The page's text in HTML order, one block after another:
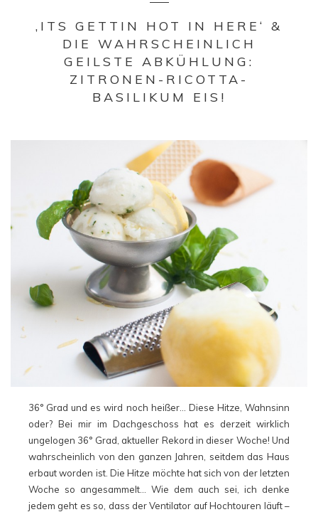
‚ITS GETTIN HOT IN HERE‘ &
DIE WAHRSCHEINLICH
GEILSTE ABKÜHLUNG:
ZITRONEN-RICOTTA-
BASILIKUM EIS!
36° Grad und es wird noch heißer… Diese Hitze, Wahnsinn
oder? Bei mir im Dachgeschoss hat es derzeit wirklich
ungelogen 36° Grad, aktueller Rekord in dieser Woche! Und
wahrscheinlich von den ganzen Jahren, seitdem das Haus
erbaut worden ist. Die Hitze möchte hat sich von der letzten
Woche so angesammelt… Wie dem auch sei, ich denke
jedem geht es so, dass der Ventilator auf Hochtouren läuft –